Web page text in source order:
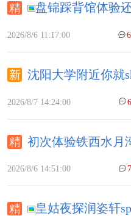
盘锦踩背馆体验
2026/8/6 11:17:00
沈阳大学附近你就
2026/8/7 14:24:00
初次体验铁西水月
2026/8/6 14:51:00
皇姑夜探润姿轩